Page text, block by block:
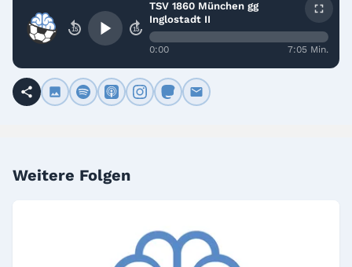
15 15
TSV 1860 München gg
Inglostadt II
0:00 7:05 Min.
Weitere Folgen